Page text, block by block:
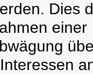
Dies
einer